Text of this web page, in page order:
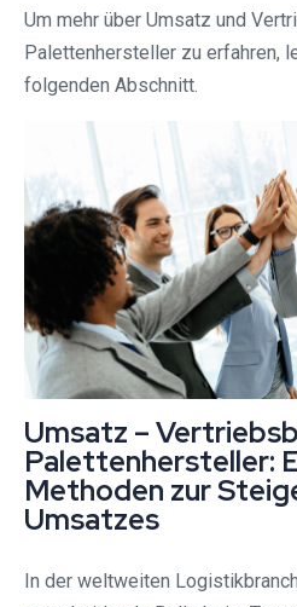
Um mehr über Umsatz und
Palettenhersteller zu erfahren,
folgenden Abschnitt.
Umsatz –
Palettenhersteller:
Methoden zur
Umsatzes
In der weltweiten